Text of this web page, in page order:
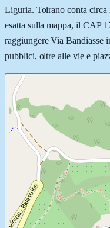
Liguria. Toirano conta
esatta sulla mappa, il CAP
raggiungere Via Bandiasse
pubblici, oltre alle vie e